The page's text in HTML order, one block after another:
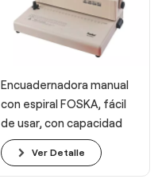
Encuadernadora manual
con espiral FOSKA, fácil
de usar, con capacidad
para 21 agujeros
Ver Detalle